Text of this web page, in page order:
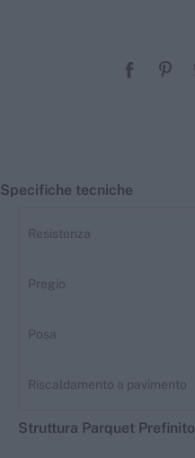
Specifiche tecniche
Resistenza
Pregio
Posa
Riscaldamento a pavimento
Struttura Parquet Prefinito